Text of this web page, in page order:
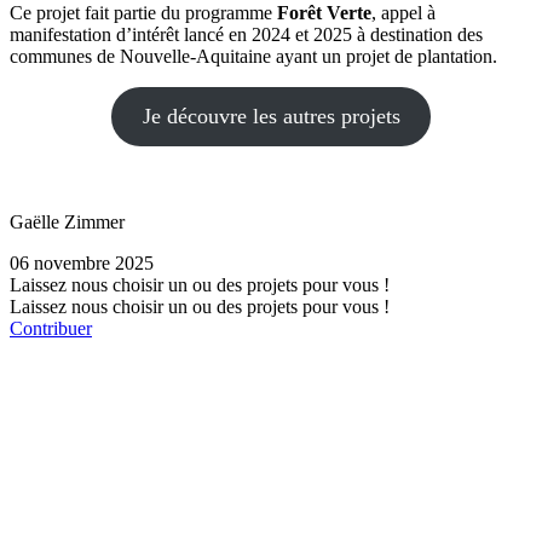
Ce projet fait partie du programme Forêt Verte, appel à
manifestation d’intérêt lancé en 2024 et 2025 à destination des
communes de Nouvelle-Aquitaine ayant un projet de plantation.
Je découvre les autres projets
Gaëlle Zimmer
06 novembre 2025
Laissez nous choisir un ou des projets pour vous !
Laissez nous choisir un ou des projets pour vous !
Contribuer